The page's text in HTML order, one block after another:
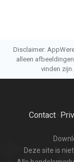
Disclaimer:
alleen
vinden zijn.
Contact·
Deze site is